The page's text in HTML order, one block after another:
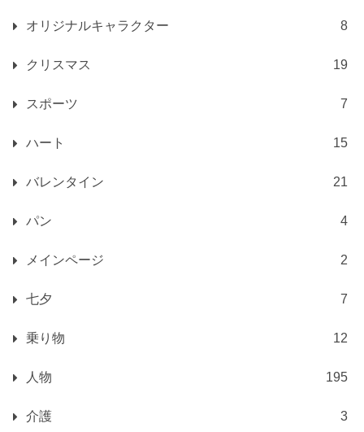
オリジナルキャラクター 8
クリスマス 19
スポーツ 7
ハート 15
バレンタイン 21
パン 4
メインページ 2
七夕 7
乗り物 12
人物 195
介護 3